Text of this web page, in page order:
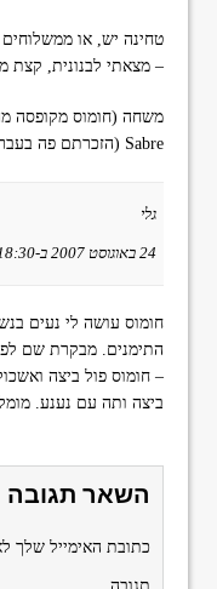
טחינה יש, או
– מצאתי לבנונית, קצת
משחה (חומוס מקופסה
Sabre (הזכרתם פה בעבר), או "מיקי" מראשל"צ.
גלי
24 באוגוסט 2007 ב-18:30
חומוס עושה לי נעים
התימנים. מבקרת שם
– חומוס פול ביצה
ביצה ותה עם נענע.
השאר תגובה
כתובת האימייל שלך